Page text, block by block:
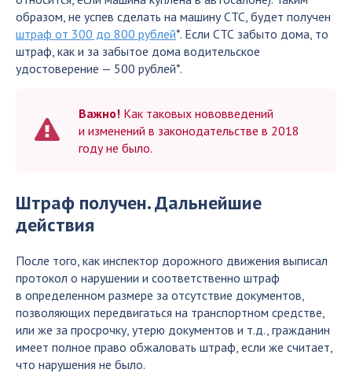
образом, не успев сделать на машину СТС, будет получен
штраф от 300 до 800 рублей*. Если СТС забыто дома, то
штраф, как и за забытое дома водительское
удостоверение — 500 рублей*.
Важно! Как таковых нововведений
и изменений в законодательстве в 2018
году не было.
Штраф получен. Дальнейшие
действия
После того, как инспектор дорожного движения выписал
протокол о нарушении и соответственно штраф
в определенном размере за отсутствие документов,
позволяющих передвигаться на транспортном средстве,
или же за просрочку, утерю документов и т.д., гражданин
имеет полное право обжаловать штраф, если же считает,
что нарушения не было.